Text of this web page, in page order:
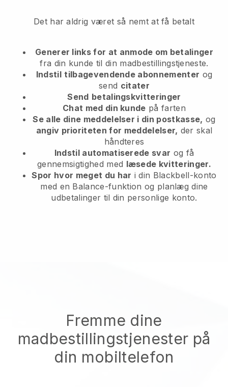
Det har aldrig været så nemt at få betalt
Generer links for at anmode om betalinger
fra din kunde til din madbestillingstjeneste.
Indstil tilbagevendende abonnementer og
send citater
Send betalingskvitteringer
Chat med din kunde på farten
Se alle dine meddelelser i din postkasse, og
angiv prioriteten for meddelelser, der skal
håndteres
Indstil automatiserede svar og få
gennemsigtighed med læsede kvitteringer.
Spor hvor meget du har i din Blackbell-konto
med en Balance-funktion og planlæg dine
udbetalinger til din personlige konto.
Fremme dine
madbestillingstjenester på
din mobiltelefon